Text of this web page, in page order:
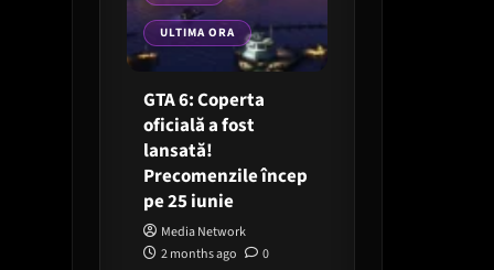
ULTIMA ORA
GTA 6: Coperta
oficială a fost
lansată!
Precomenzile încep
pe 25 iunie
Media Network
2 months ago
0